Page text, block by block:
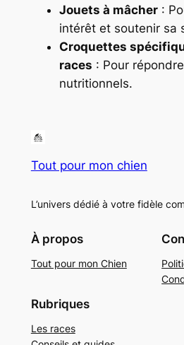
Jouets à mâcher:
intérêt et soutenir sa
Croquettes
races : Pour
nutritionnels.
Tout pour mon chien
L’univers dédié à votre fidèle
À propos
Tout pour mon Chien
Rubriques
Les races